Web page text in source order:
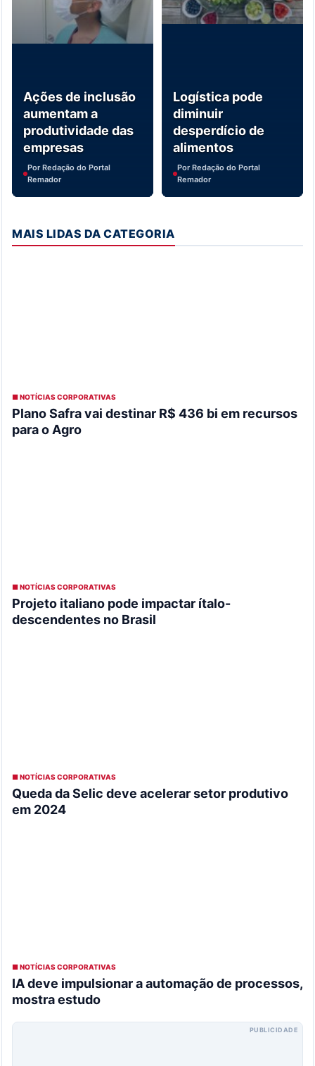
Ações de inclusão
aumentam a
produtividade das
empresas
Por Redação do Portal
Remador
Logística pode
diminuir
desperdício de
alimentos
Por Redação do Portal
Remador
MAIS LIDAS DA CATEGORIA
■ NOTÍCIAS CORPORATIVAS
Plano Safra vai destinar R$ 436 bi em recursos
para o Agro
■ NOTÍCIAS CORPORATIVAS
Projeto italiano pode impactar ítalo-
descendentes no Brasil
■ NOTÍCIAS CORPORATIVAS
Queda da Selic deve acelerar setor produtivo
em 2024
■ NOTÍCIAS CORPORATIVAS
IA deve impulsionar a automação de processos,
mostra estudo
PUBLICIDADE